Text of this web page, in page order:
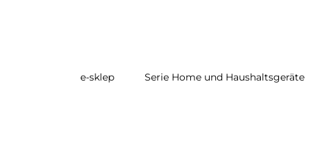
e-sklep Serie Home und Haushaltsgeräte